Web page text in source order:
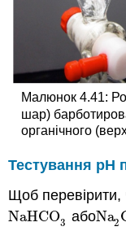
Малюнок 4.41:
шар)
органічного
Тестування рН
Щоб перевірити,
NaHCO3
NaHCO3 абоNa2
Na2